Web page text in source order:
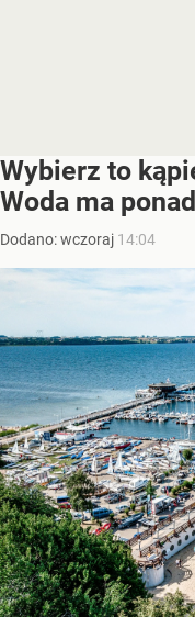
Wybierz to
Woda ma
Dodano:wczoraj 14:04